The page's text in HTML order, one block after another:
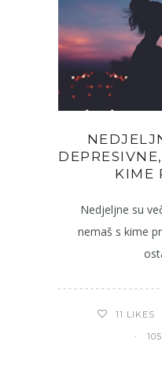
KIME
Nedjeljne su
nemaš s kime
11 LIKES